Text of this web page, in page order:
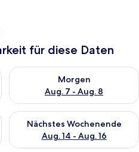
für diese Daten
heute Nacht, Aug. 6 - Aug. 7.
Morgen
Aug. 7 - Aug. 8
Überprüfe die Verfügbarkeit
dieses Wochenende, Aug. 7
Nächstes Wochenende
Aug. 14 - Aug. 16
Überprüfe die Verfügbarkeit